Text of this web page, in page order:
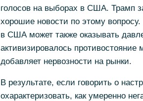
голосов на выборах в США. Трамп
хорошие новости по этому
в США может также оказывать
активизировалось
добавляет нервозности на рынки.
В результате, если говорить о
охарактеризовать, как умеренно